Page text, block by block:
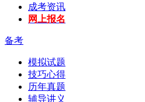
成考资讯
网上报名
备考
模拟试题
技巧心得
历年真题
辅导讲义